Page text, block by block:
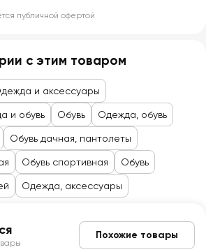
публичной офертой
с этим товаром
и аксессуары
и обувь Обувь Одежда, обувь
Обувь дачная, пантолеты
Обувь спортивная Обувь
Одежда, аксессуары
Похожие товары